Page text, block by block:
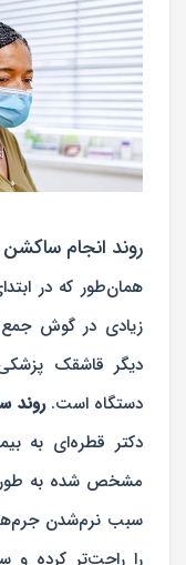
روند انجام
همان‌طور که در
زیادی در گوش
دیگر قاشقک
دستگاه است.روند
دکتر قطره‌ای به
مشخص شده به طور
سبب نرم‌شدن